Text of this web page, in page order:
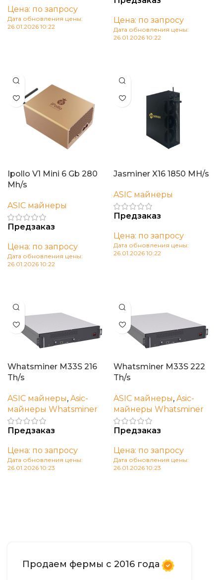
Цена: по запросу
Дата обновления цены:
26.01.2026 10:22
Цена: по запросу
Дата обновления цены:
26.01.2026 10:22
Ipollo V1 Mini 6 Gb 280
Mh/s
ASIC майнеры
Предзаказ
Цена: по запросу
Дата обновления цены:
26.01.2026 10:22
Jasminer X16 1850 MH/s
ASIC майнеры
Предзаказ
Цена: по запросу
Дата обновления цены:
26.01.2026 10:22
Whatsminer M33S 216
Th/s
ASIC майнеры, Asic-
майнеры Whatsminer
Предзаказ
Цена: по запросу
Дата обновления цены:
26.01.2026 10:23
Whatsminer M33S 222
Th/s
ASIC майнеры, Asic-
майнеры Whatsminer
Предзаказ
Цена: по запросу
Дата обновления цены:
26.01.2026 10:23
Продаем фермы с 2016 года